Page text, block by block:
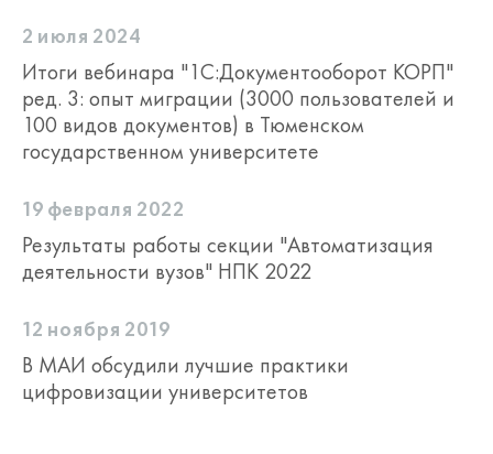
2 июля 2024
Итоги вебинара "1С:Документооборот КОРП"
ред. 3: опыт миграции (3000 пользователей и
100 видов документов) в Тюменском
государственном университете
19 февраля 2022
Результаты работы секции "Автоматизация
деятельности вузов" НПК 2022
12 ноября 2019
В МАИ обсудили лучшие практики
цифровизации университетов